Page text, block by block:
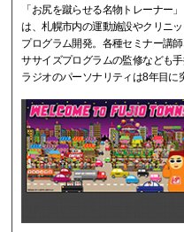
「お尻を蹴らせる名物トレーナー
は、札幌市内の運動施設やクリニ
プログラム開発。各種セミナー講
ササイズプログラムの監修なども
ラジオのパーソナリティは8年目に